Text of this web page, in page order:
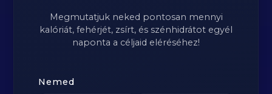
Megmutatjuk neked pontosan mennyi
kalóriát, fehérjét, zsírt, és szénhidrátot egyél
naponta a céljaid eléréséhez!
Nemed